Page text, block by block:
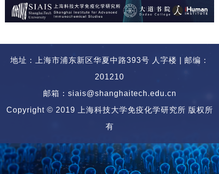
地址：上海市浦东新区华夏中路393号 人字楼 | 邮编：
201210
邮箱：siais@shanghaitech.edu.cn
Copyright © 2019 上海科技大学免疫化学研究所 版权所
有